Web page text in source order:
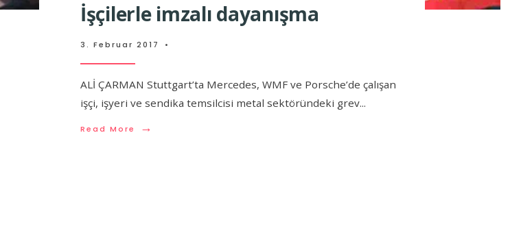
İşçilerle imzalı dayanışma
3. Februar 2017 •
ALİ ÇARMAN Stuttgart’ta Mercedes, WMF ve Porsche’de çalışan
işçi, işyeri ve sendika temsilcisi metal sektöründeki grev...
Read More →